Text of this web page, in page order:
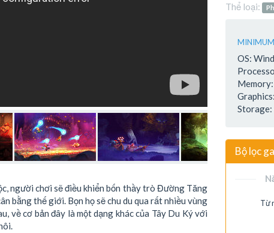
người chơi sẽ điều khiển bốn thầy trò Đường Tăng
bằng thế giới. Bọn họ sẽ chu du qua rất nhiều vùng
về cơ bản đây là một dạng khác của Tây Du Ký với
Thể loại:
OS:
Storage:
Bộ lọc
Từ